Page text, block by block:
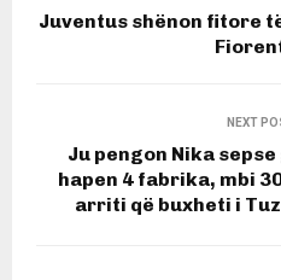
Juventus shënon fitore
NEXT
Ju pengon Nika
hapen 4 fabrika, mbi
arriti që buxheti i